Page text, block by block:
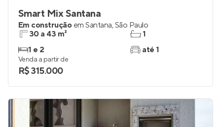
Smart Mix Santana
Em construção em Santana,São Paulo
30 a 43 m²
1 e 2
1
até 1
Venda a partir de
R$ 315.000